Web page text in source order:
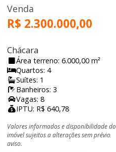
Venda
R$ 2.300.000,00
Chácara
Área terreno: 6.000,00 m²
Quartos: 4
Suítes: 1
Banheiros: 3
Vagas: 8
IPTU: R$ 640,78
Valores informados e disponibilidade do
imóvel sujeitos a alterações sem prévio
aviso.